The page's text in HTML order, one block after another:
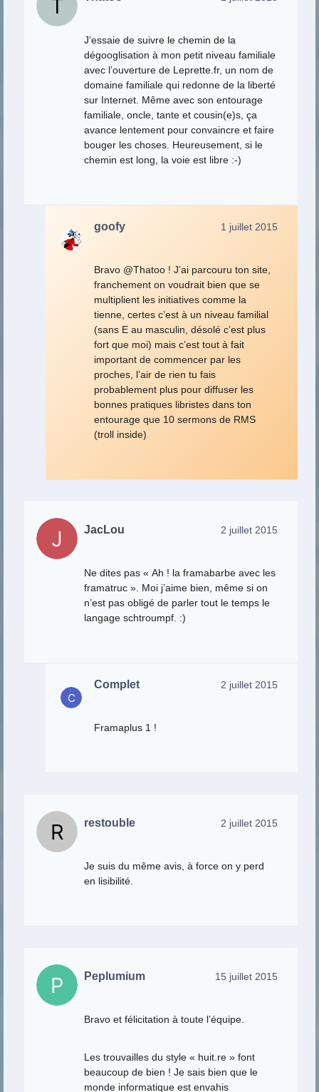
J’essaie de suivre le chemin de la
dégooglisation à mon petit niveau familiale
avec l’ouverture de Leprette.fr, un nom de
domaine familiale qui redonne de la liberté
sur Internet. Même avec son entourage
familiale, oncle, tante et cousin(e)s, ça
avance lentement pour convaincre et faire
bouger les choses. Heureusement, si le
chemin est long, la voie est libre :-)
goofy 1 juillet 2015
Bravo @Thatoo ! J’ai parcouru ton site,
franchement on voudrait bien que se
multiplient les initiatives comme la
tienne, certes c’est à un niveau familial
(sans E au masculin, désolé c’est plus
fort que moi) mais c’est tout à fait
important de commencer par les
proches, l’air de rien tu fais
probablement plus pour diffuser les
bonnes pratiques libristes dans ton
entourage que 10 sermons de RMS
(troll inside)
JacLou 2 juillet 2015
Ne dites pas « Ah ! la framabarbe avec les
framatruc ». Moi j’aime bien, même si on
n’est pas obligé de parler tout le temps le
langage schtroumpf. :)
Complet 2 juillet 2015
Framaplus 1 !
restouble 2 juillet 2015
Je suis du même avis, à force on y perd
en lisibilité.
Peplumium 15 juillet 2015
Bravo et félicitation à toute l’équipe.
Les trouvailles du style « huit.re » font
beaucoup de bien ! Je sais bien que le
monde informatique est envahis